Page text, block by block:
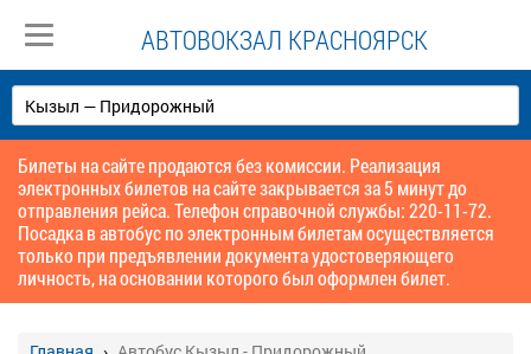
АВТОВОКЗАЛ КРАСНОЯРСК
Билеты на сайте продаются без комиссии. Реализация
электронных билетов на сайте закрывается за 5 минут до
отправления рейса. Телефон справочной службы: 220-11-72.
Посадка в автобус по электронным билетам осуществляется
только при предъявлении документа удостоверяющего
личность, на основании которого был оформлен билет.